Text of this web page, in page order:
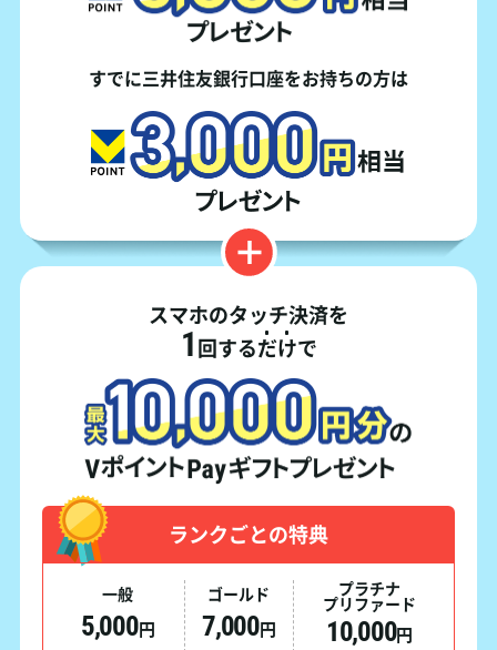
すでに三井住友銀行口座をお持ちの方は
スマホのタッチ決済を
1回するだけで
ランクごとの特典
一般
5,000円
ゴールド
7,000円
プラチナ
プリファード
10,000円